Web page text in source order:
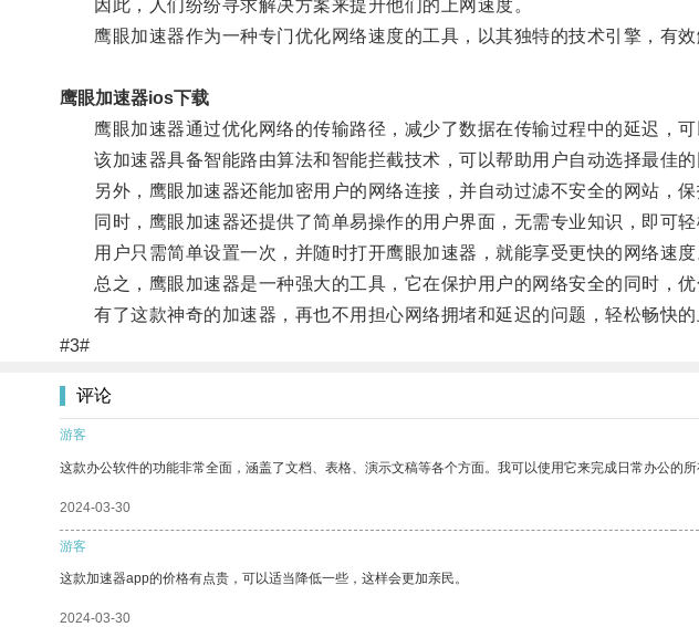
因此，人们纷纷寻求解决方案来提升他们的上网速度。
鹰眼加速器作为一种专门优化网络速度的工具，以其独特的技术引擎，有效
鹰眼加速器ios下载
鹰眼加速器通过优化网络的传输路径，减少了数据在传输过程中的延迟，可
该加速器具备智能路由算法和智能拦截技术，可以帮助用户自动选择最佳的
另外，鹰眼加速器还能加密用户的网络连接，并自动过滤不安全的网站，保
同时，鹰眼加速器还提供了简单易操作的用户界面，无需专业知识，即可轻
用户只需简单设置一次，并随时打开鹰眼加速器，就能享受更快的网络速度
总之，鹰眼加速器是一种强大的工具，它在保护用户的网络安全的同时，优
有了这款神奇的加速器，再也不用担心网络拥堵和延迟的问题，轻松畅快的
#3#
评论
游客
这款办公软件的功能非常全面，涵盖了文档、表格、演示文稿等各个方面。我可以使用它来完成日常办公的所
2024-03-30
游客
这款加速器app的价格有点贵，可以适当降低一些，这样会更加亲民。
2024-03-30